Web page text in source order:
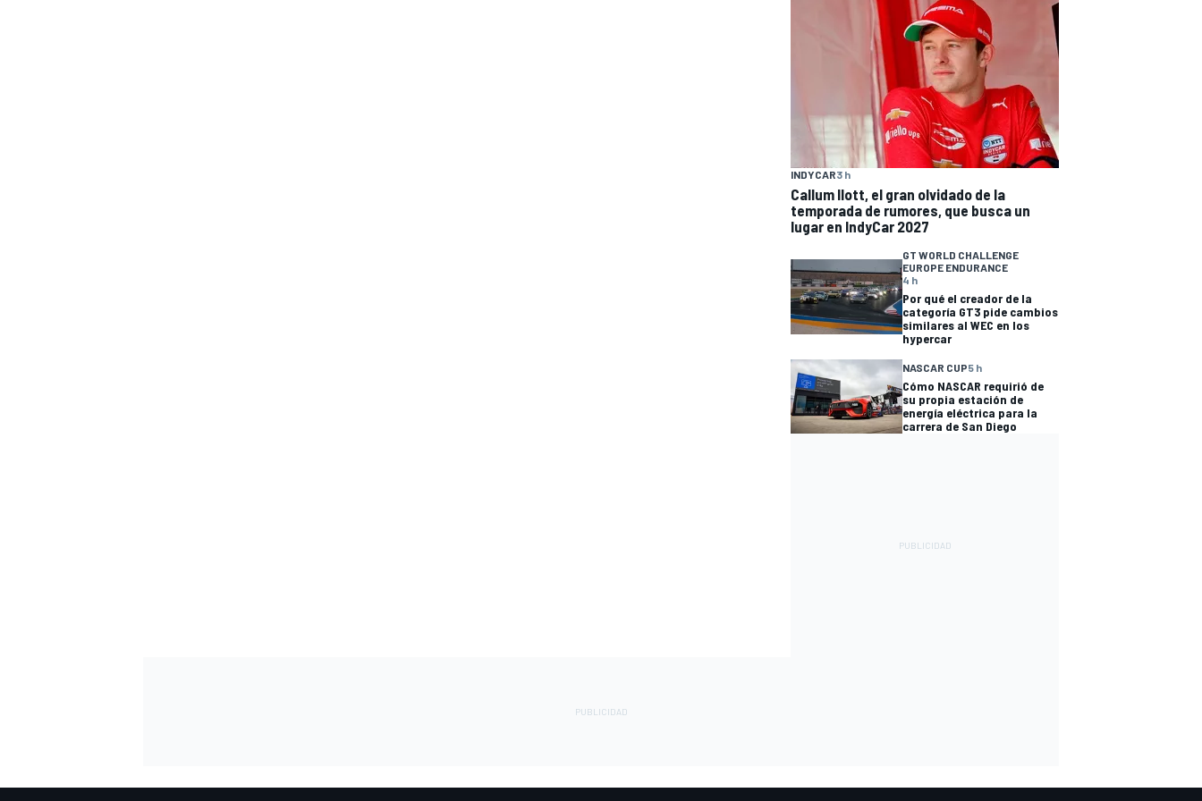
INDYCAR3 h
Callum Ilott, el gran olvidado de la
temporada de rumores, que busca un
lugar en IndyCar 2027
GT WORLD CHALLENGE
EUROPE ENDURANCE
4 h
Por qué el creador de la
categoría GT3 pide cambios
similares al WEC en los
hypercar
NASCAR CUP5 h
Cómo NASCAR requirió de
su propia estación de
energía eléctrica para la
carrera de San Diego